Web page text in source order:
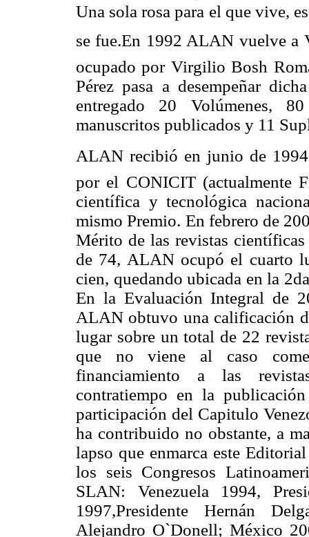
Una sola rosa para el que vive,
se fue.En 1992 ALAN vuelve a
ocupado por Virgilio Bosh
Pérez pasa a desempeñar
entregado 20 Volúmenes,
manuscritos publicados y 11
ALAN recibió en junio de 1994
por el CONICIT (actualmente
científica y tecnológica
mismo Premio. En febrero de
Mérito de las revistas
de 74, ALAN ocupó el cuarto
cien, quedando ubicada en la
En la Evaluación Integral de
ALAN obtuvo una calificación
lugar sobre un total de 22
que no viene al caso
financiamiento a las
contratiempo en la
participación del Capitulo
ha contribuido no obstante, a
lapso que enmarca este
los seis Congresos
SLAN: Venezuela 1994,
1997,Presidente Hernán
Alejandro O`Donell; México